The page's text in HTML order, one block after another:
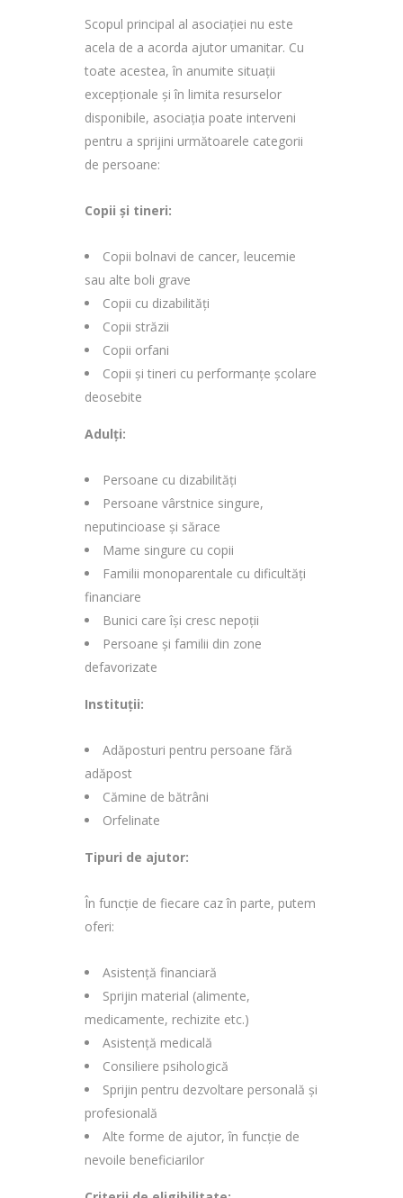
Scopul principal al asociației nu este
acela de a acorda ajutor umanitar. Cu
toate acestea, în anumite situații
excepționale și în limita resurselor
disponibile, asociația poate interveni
pentru a sprijini următoarele categorii
de persoane:
Copii și tineri:
Copii bolnavi de cancer, leucemie
sau alte boli grave
Copii cu dizabilități
Copii străzii
Copii orfani
Copii și tineri cu performanțe școlare
deosebite
Adulți:
Persoane cu dizabilități
Persoane vârstnice singure,
neputincioase și sărace
Mame singure cu copii
Familii monoparentale cu dificultăți
financiare
Bunici care își cresc nepoții
Persoane și familii din zone
defavorizate
Instituții:
Adăposturi pentru persoane fără
adăpost
Cămine de bătrâni
Orfelinate
Tipuri de ajutor:
În funcție de fiecare caz în parte, putem
oferi:
Asistență financiară
Sprijin material (alimente,
medicamente, rechizite etc.)
Asistență medicală
Consiliere psihologică
Sprijin pentru dezvoltare personală și
profesională
Alte forme de ajutor, în funcție de
nevoile beneficiarilor